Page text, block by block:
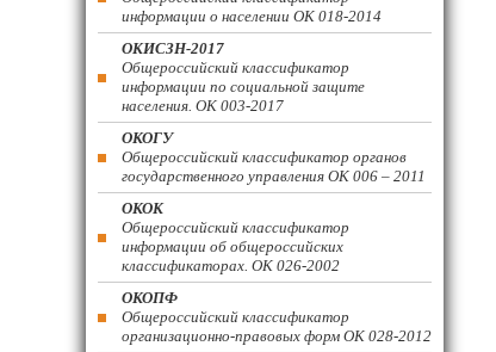
информации о населении ОК 018-2014
ОКИСЗН-2017
Общероссийский классификатор
информации по социальной защите
населения. ОК 003-2017
ОКОГУ
Общероссийский классификатор органов
государственного управления ОК 006 – 2011
ОКОК
Общероссийский классификатор
информации об общероссийских
классификаторах. ОК 026-2002
ОКОПФ
Общероссийский классификатор
организационно-правовых форм ОК 028-2012